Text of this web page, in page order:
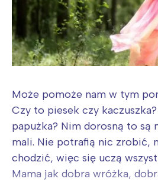
Może pomoże nam w tym
Czy to piesek czy
papużka? Nim dorosną to są
mali. Nie potrafią nic zrobić,
chodzić, więc się uczą
Mama jak dobra wróżka,